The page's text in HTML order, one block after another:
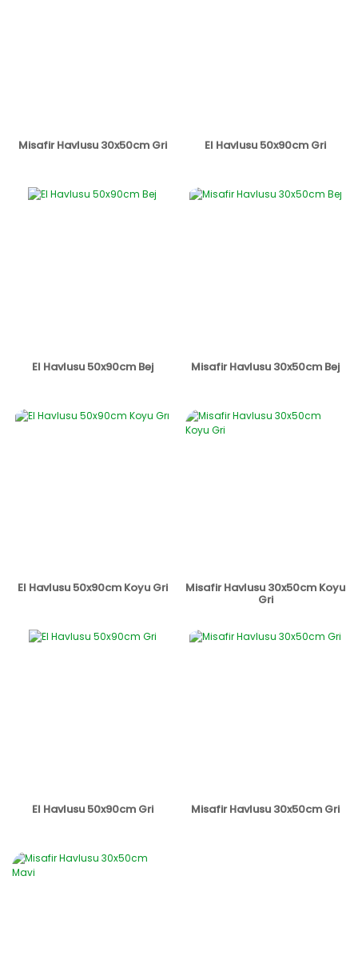
Misafir Havlusu 30x50cm Gri El Havlusu 50x90cm Gri
El Havlusu 50x90cm Bej Misafir Havlusu 30x50cm Bej
El Havlusu 50x90cm Koyu Gri Misafir Havlusu 30x50cm Koyu
Gri
El Havlusu 50x90cm Gri Misafir Havlusu 30x50cm Gri